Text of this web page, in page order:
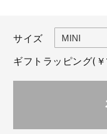
サイズ
ギフトラッピング(￥